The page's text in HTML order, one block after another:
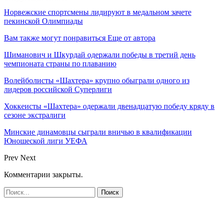
Норвежские спортсмены лидируют в медальном зачете
пекинской Олимпиады
Вам также могут понравиться Еще от автора
Шиманович и Шкурдай одержали победы в третий день
чемпионата страны по плаванию
Волейболисты «Шахтера» крупно обыграли одного из
лидеров российской Суперлиги
Хоккеисты «Шахтера» одержали двенадцатую победу кряду в
сезоне экстралиги
Минские динамовцы сыграли вничью в квалификации
Юношеской лиги УЕФА
Prev Next
Комментарии закрыты.